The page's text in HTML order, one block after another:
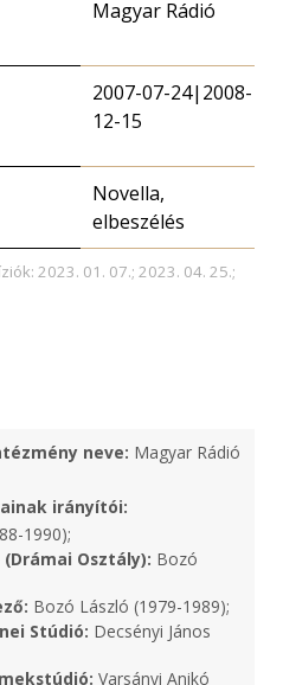
Magyar Rádió
2007-07-24|2008-
12-15
Novella,
elbeszélés
2023. 01. 07.; 2023. 04. 25.;
neve: Magyar Rádió
irányítói:
1990);
Osztály): Bozó
Bozó László (1979-1989);
Stúdió: Decsényi János
Varsányi Anikó